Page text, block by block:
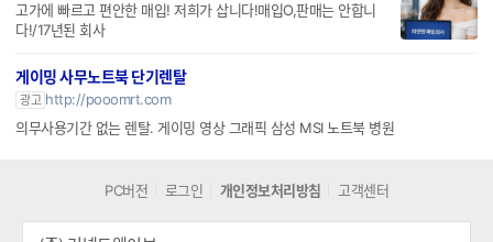
고가에 빠르고 편안한 매입! 저희가 삽니다!매입O,판매는 안합니
다!/17년된 회사
게이밍 사무노트북 단기렌탈
광고 http://pooomrt.com
의무사용기간 없는 렌탈. 게이밍 영상 그래픽 삼성 MSI 노트북 병원
PC버전 로그인 개인정보처리방침 고객센터